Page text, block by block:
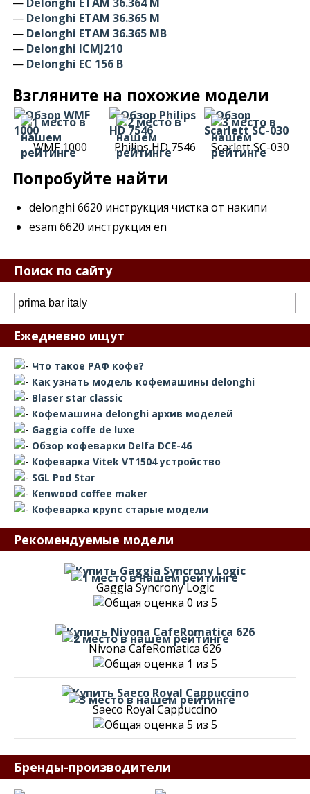
— Delonghi ETAM 36.365 M
— Delonghi ETAM 36.365 MB
— Delonghi ICMJ210
— Delonghi ЕС 156 В
Взгляните на похожие модели
WMF 1000 Philips HD 7546 Scarlett SC-030
Попробуйте найти
delonghi 6620 инструкция чистка от накипи
esam 6620 инструкция en
Поиск по сайту
Ежедневно ищут
Что такое РАФ кофе?
Как узнать модель кофемашины delonghi
Blaser star classic
Кофемашина delonghi архив моделей
Gaggia coffe de luxe
Обзор кофеварки Delfa DCE-46
Кофеварка Vitek VT1504 устройство
SGL Pod Star
Kenwood coffee maker
Кофеварка крупс старые модели
Рекомендуемые модели
Gaggia Syncrony Logic
Nivona CafeRomatica 626
Saeco Royal Cappuccino
Бренды-производители